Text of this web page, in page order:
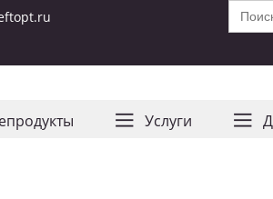
for:
Услуги